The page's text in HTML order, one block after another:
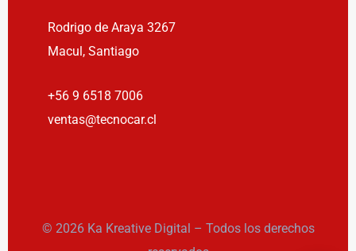
Rodrigo de Araya 3267
Macul, Santiago
+56 9 6518 7006
ventas@tecnocar.cl
© 2026 Ka Kreative Digital – Todos los derechos